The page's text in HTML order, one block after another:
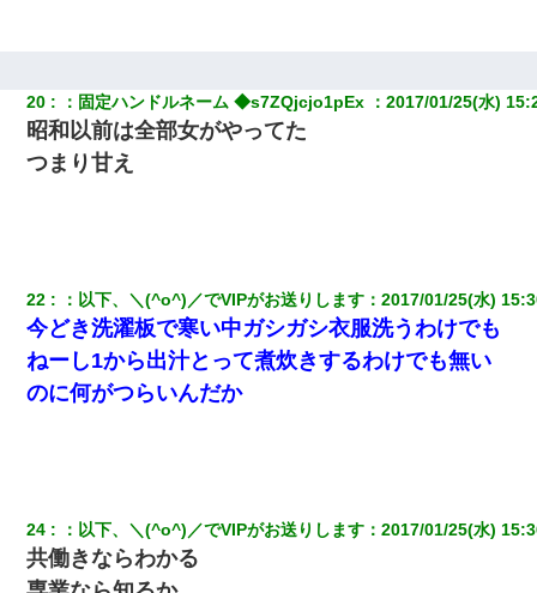
20 ： 固定ハンドルネーム ◆s7ZQjcjo1pEx ：2017/01/25(水)
昭和以前は全部女がやってた
つまり甘え
22 ： 以下、＼(^o^)／でVIPがお送りします ：2017/01/25(水)
今どき洗濯板で寒い中ガシガシ衣服洗うわけでも
ねーし1から出汁とって煮炊きするわけでも無い
のに何がつらいんだか
24 ： 以下、＼(^o^)／でVIPがお送りします ：2017/01/25(水)
共働きならわかる